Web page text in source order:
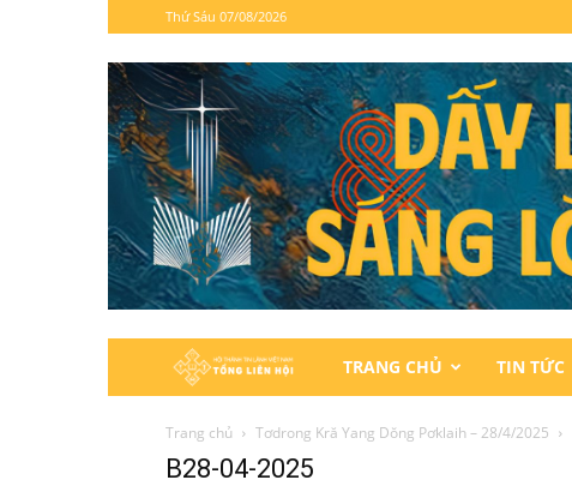
Thứ Sáu 07/08/2026
Hội
Thánh
TRANG CHỦ TIN TỨC
Trang chủ Tơdrong Kră Yang Dŏng Pơklaih – 28/4/2025
B28-04-2025